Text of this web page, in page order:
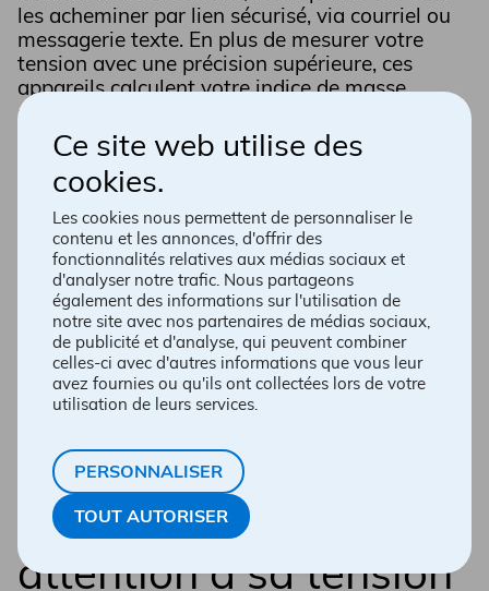
Ce site web utilise des
cookies.
Les cookies nous permettent de personnaliser le
contenu et les annonces, d'offrir des
fonctionnalités relatives aux médias sociaux et
d'analyser notre trafic. Nous partageons
également des informations sur l'utilisation de
notre site avec nos partenaires de médias sociaux,
de publicité et d'analyse, qui peuvent combiner
celles-ci avec d'autres informations que vous leur
avez fournies ou qu'ils ont collectées lors de votre
utilisation de leurs services.
PERSONNALISER
TOUT AUTORISER
les acheminer par lien sécurisé, via courriel ou
messagerie texte. En plus de mesurer votre
tension avec une précision supérieure, ces
appareils calculent votre indice de masse
corporelle (IMC), un autre indicateur essentiel
dans la prise en charge de votre santé. Prenez
soin de vous; la mesure régulière de votre
tension artérielle est un incontournable dans la
prévention et la gestion d’enjeux de santé
sérieux.
Mieux vaut porter
attention à sa tension